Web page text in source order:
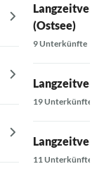
(Ostsee)
9 Unterkünfte
19 Unterkünfte
11 Unterkünfte